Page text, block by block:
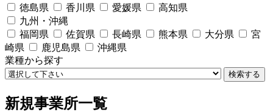
徳島県
香川県 愛媛県
高知県
九州・沖縄
福岡県
佐賀県 長崎県 熊本県 大分県
宮
崎県
鹿児島県
沖縄県
業種から探す
検索する
新規事業所一覧